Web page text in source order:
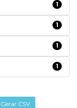
1
1
1
1
Gerar CSV